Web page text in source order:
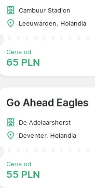
Cambuur Stadion
Leeuwarden, Holandia
Cena od
65 PLN
Go Ahead Eagles
De Adelaarshorst
Deventer, Holandia
Cena od
55 PLN